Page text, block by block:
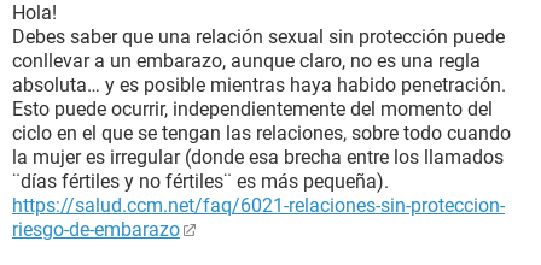
Hola!
Debes saber que una relación sexual sin protección puede
conllevar a un embarazo, aunque claro, no es una regla
absoluta… y es posible mientras haya habido penetración.
Esto puede ocurrir, independientemente del momento del
ciclo en el que se tengan las relaciones, sobre todo cuando
la mujer es irregular (donde esa brecha entre los llamados
¨días fértiles y no fértiles¨ es más pequeña).
https://salud.ccm.net/faq/6021-relaciones-sin-proteccion-
riesgo-de-embarazo